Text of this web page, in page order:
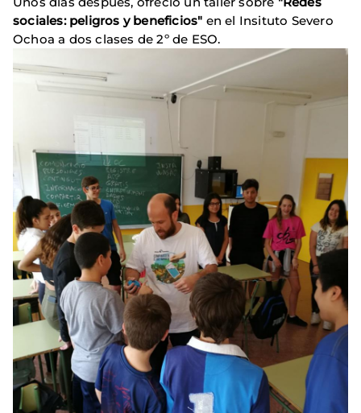
sociales: peligros y beneficios" en el Insituto Severo
Ochoa a dos clases de 2º de ESO.